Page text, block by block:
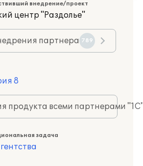
внедрение/проект
центр "Раздолье"
партнера 789
8
продукта всеми партнерами
задача